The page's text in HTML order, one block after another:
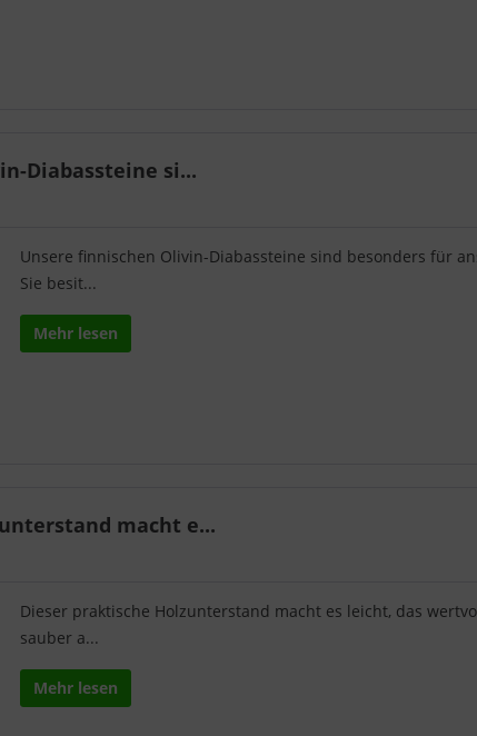
Diabassteine si...
Unsere finnischen Olivin-Diabassteine sind besonders für
Sie besit...
Mehr lesen
macht e...
Dieser praktische Holzunterstand macht es leicht, das
sauber a...
Mehr lesen